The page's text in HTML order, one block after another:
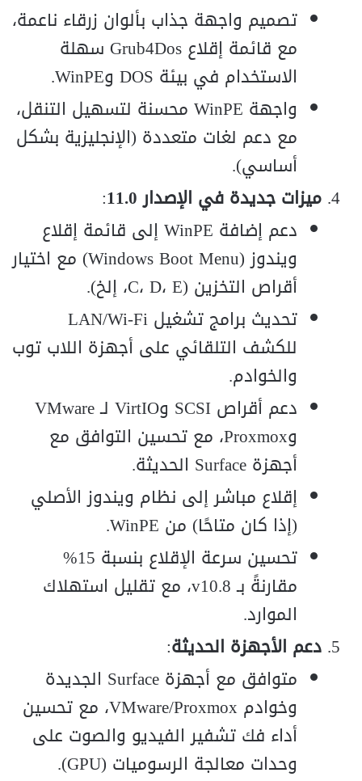
تصميم واجهة جذاب بألوان زرقاء ناعمة،
مع قائمة إقلاع Grub4Dos سهلة
الاستخدام في بيئة DOS وWinPE.
واجهة WinPE محسنة لتسهيل التنقل،
مع دعم لغات متعددة (الإنجليزية بشكل
أساسي).
ميزات جديدة في الإصدار 11.0
:
دعم إضافة WinPE إلى قائمة إقلاع
ويندوز (Windows Boot Menu) مع اختيار
أقراص التخزين (C، D، E، إلخ).
تحديث برامج تشغيل LAN/Wi-Fi
للكشف التلقائي على أجهزة اللاب توب
والخوادم.
دعم أقراص SCSI وVirtIO لـ VMware
وProxmox، مع تحسين التوافق مع
أجهزة Surface الحديثة.
إقلاع مباشر إلى نظام ويندوز الأصلي
(إذا كان متاحًا) من WinPE.
تحسين سرعة الإقلاع بنسبة 15%
مقارنةً بـ v10.8، مع تقليل استهلاك
الموارد.
دعم الأجهزة الحديثة:
متوافق مع أجهزة Surface الجديدة
وخوادم VMware/Proxmox، مع تحسين
أداء فك تشفير الفيديو والصوت على
وحدات معالجة الرسوميات (GPU).